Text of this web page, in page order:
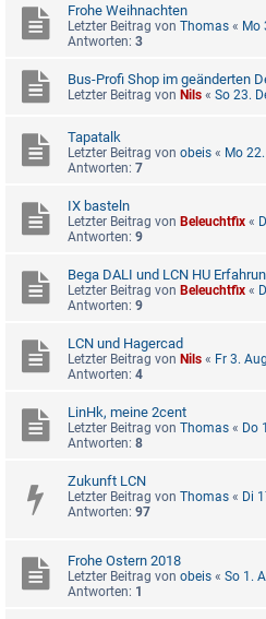
Frohe Weihnachten
Letzter Beitrag von Thomas « Mo
Antworten: 3
Bus-Profi Shop im geänderten
Letzter Beitrag von Nils « So 23.
Tapatalk
Letzter Beitrag von obeis « Mo
Antworten: 7
IX basteln
Letzter Beitrag von Beleuchtfix «
Antworten: 9
Bega DALI und LCN HU
Letzter Beitrag von Beleuchtfix «
Antworten: 9
LCN und Hagercad
Letzter Beitrag von Nils « Fr 3.
Antworten: 4
LinHk, meine 2cent
Letzter Beitrag von Thomas « Do
Antworten: 8
Zukunft LCN
Letzter Beitrag von Thomas « Di
Antworten: 97
Frohe Ostern 2018
Letzter Beitrag von obeis « So 1.
Antworten: 1